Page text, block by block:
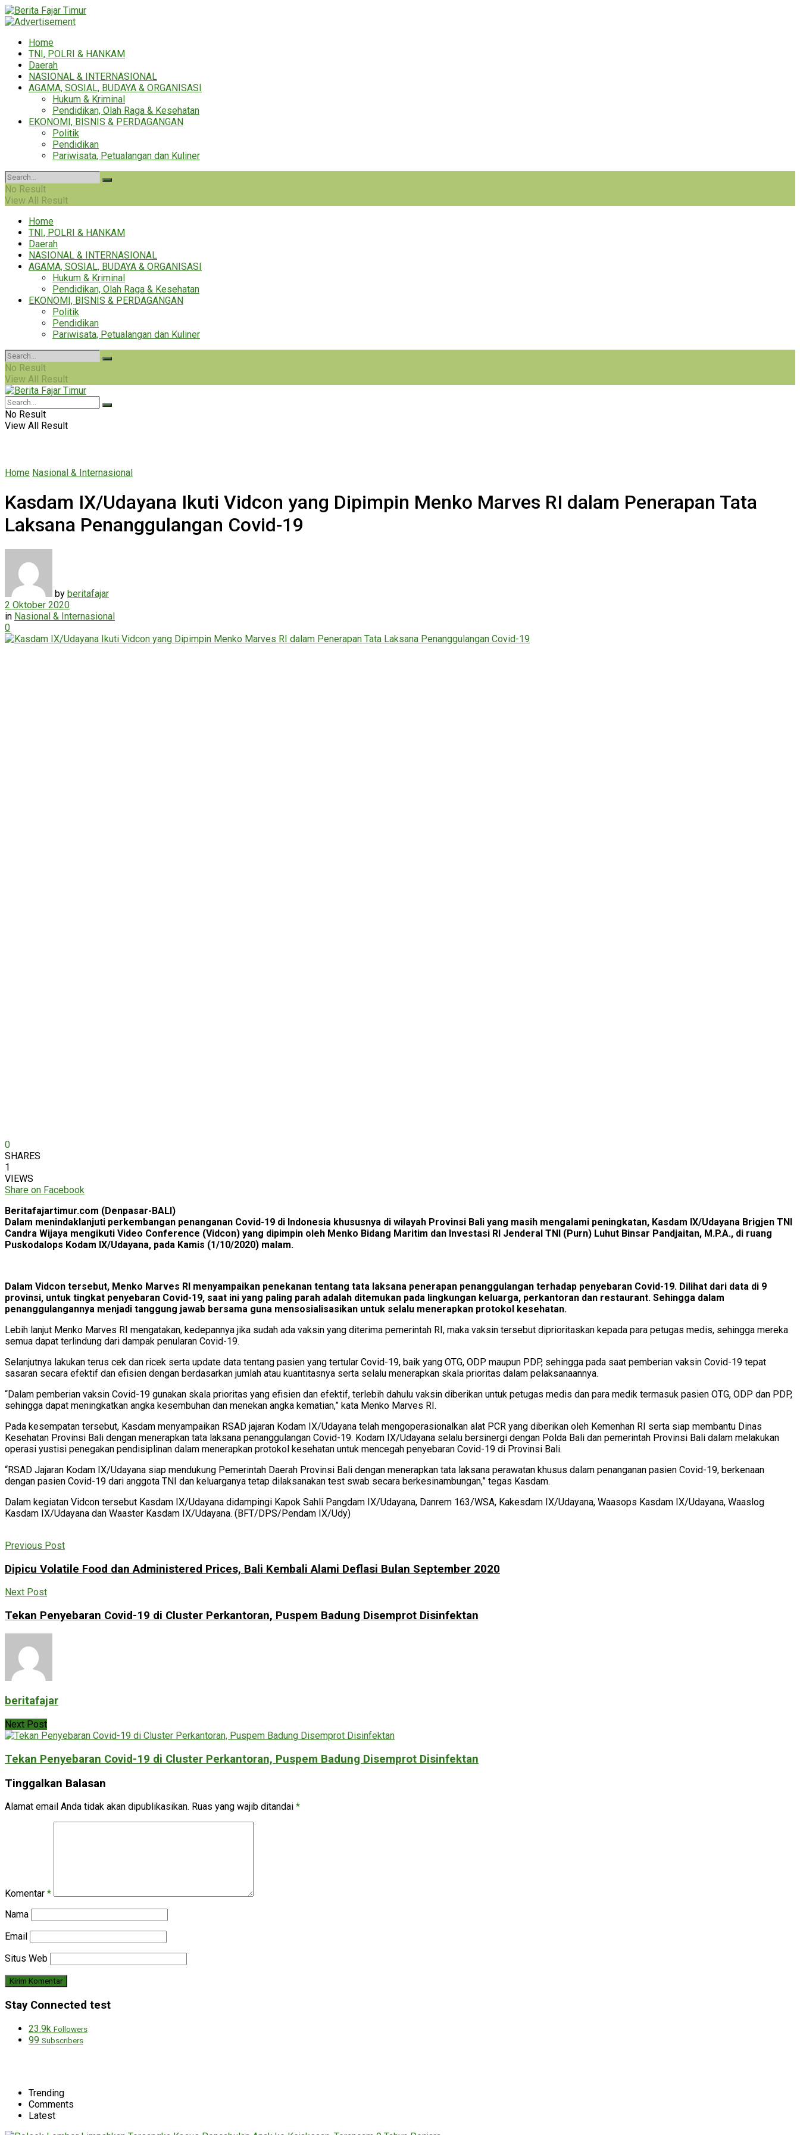
Home
TNI, POLRI & HANKAM
Daerah
NASIONAL & INTERNASIONAL
AGAMA, SOSIAL, BUDAYA & ORGANISASI
Hukum & Kriminal
Pendidikan, Olah Raga & Kesehatan
EKONOMI, BISNIS & PERDAGANGAN
Politik
Pendidikan
Pariwisata, Petualangan dan Kuliner
No Result
View All Result
Home
TNI, POLRI & HANKAM
Daerah
NASIONAL & INTERNASIONAL
AGAMA, SOSIAL, BUDAYA & ORGANISASI
Hukum & Kriminal
Pendidikan, Olah Raga & Kesehatan
EKONOMI, BISNIS & PERDAGANGAN
Politik
Pendidikan
Pariwisata, Petualangan dan Kuliner
No Result
View All Result
No Result
View All Result
Home Nasional & Internasional
Kasdam IX/Udayana Ikuti Vidcon yang Dipimpin Menko Marves RI dalam Penerapan Tata
Laksana Penanggulangan Covid-19
by beritafajar
2 Oktober 2020
in Nasional & Internasional
0
0
SHARES
1
VIEWS
Share on Facebook
Beritafajartimur.com (Denpasar-BALI)
Dalam menindaklanjuti perkembangan penanganan Covid-19 di Indonesia khususnya di wilayah Provinsi Bali yang masih mengalami peningkatan, Kasdam IX/Udayana Brigjen TNI
Candra Wijaya mengikuti Video Conference (Vidcon) yang dipimpin oleh Menko Bidang Maritim dan Investasi RI Jenderal TNI (Purn) Luhut Binsar Pandjaitan, M.P.A., di ruang
Puskodalops Kodam IX/Udayana, pada Kamis (1/10/2020) malam.
Dalam Vidcon tersebut, Menko Marves RI menyampaikan penekanan tentang tata laksana penerapan penanggulangan terhadap penyebaran Covid-19. Dilihat dari data di 9
provinsi, untuk tingkat penyebaran Covid-19, saat ini yang paling parah adalah ditemukan pada lingkungan keluarga, perkantoran dan restaurant. Sehingga dalam
penanggulangannya menjadi tanggung jawab bersama guna mensosialisasikan untuk selalu menerapkan protokol kesehatan.
Lebih lanjut Menko Marves RI mengatakan, kedepannya jika sudah ada vaksin yang diterima pemerintah RI, maka vaksin tersebut diprioritaskan kepada para petugas medis, sehingga mereka
semua dapat terlindung dari dampak penularan Covid-19.
Selanjutnya lakukan terus cek dan ricek serta update data tentang pasien yang tertular Covid-19, baik yang OTG, ODP maupun PDP, sehingga pada saat pemberian vaksin Covid-19 tepat
sasaran secara efektif dan efisien dengan berdasarkan jumlah atau kuantitasnya serta selalu menerapkan skala prioritas dalam pelaksanaannya.
“Dalam pemberian vaksin Covid-19 gunakan skala prioritas yang efisien dan efektif, terlebih dahulu vaksin diberikan untuk petugas medis dan para medik termasuk pasien OTG, ODP dan PDP,
sehingga dapat meningkatkan angka kesembuhan dan menekan angka kematian,” kata Menko Marves RI.
Pada kesempatan tersebut, Kasdam menyampaikan RSAD jajaran Kodam IX/Udayana telah mengoperasionalkan alat PCR yang diberikan oleh Kemenhan RI serta siap membantu Dinas
Kesehatan Provinsi Bali dengan menerapkan tata laksana penanggulangan Covid-19. Kodam IX/Udayana selalu bersinergi dengan Polda Bali dan pemerintah Provinsi Bali dalam melakukan
operasi yustisi penegakan pendisiplinan dalam menerapkan protokol kesehatan untuk mencegah penyebaran Covid-19 di Provinsi Bali.
“RSAD Jajaran Kodam IX/Udayana siap mendukung Pemerintah Daerah Provinsi Bali dengan menerapkan tata laksana perawatan khusus dalam penanganan pasien Covid-19, berkenaan
dengan pasien Covid-19 dari anggota TNI dan keluarganya tetap dilaksanakan test swab secara berkesinambungan,” tegas Kasdam.
Dalam kegiatan Vidcon tersebut Kasdam IX/Udayana didampingi Kapok Sahli Pangdam IX/Udayana, Danrem 163/WSA, Kakesdam IX/Udayana, Waasops Kasdam IX/Udayana, Waaslog
Kasdam IX/Udayana dan Waaster Kasdam IX/Udayana. (BFT/DPS/Pendam IX/Udy)
Previous Post
Dipicu Volatile Food dan Administered Prices, Bali Kembali Alami Deflasi Bulan September 2020
Next Post
Tekan Penyebaran Covid-19 di Cluster Perkantoran, Puspem Badung Disemprot Disinfektan
beritafajar
Next Post
Tekan Penyebaran Covid-19 di Cluster Perkantoran, Puspem Badung Disemprot Disinfektan
Tinggalkan Balasan
Alamat email Anda tidak akan dipublikasikan. Ruas yang wajib ditandai *
Komentar *
Nama
Email
Situs Web
Stay Connected test
23.9k Followers
99 Subscribers
Trending
Comments
Latest